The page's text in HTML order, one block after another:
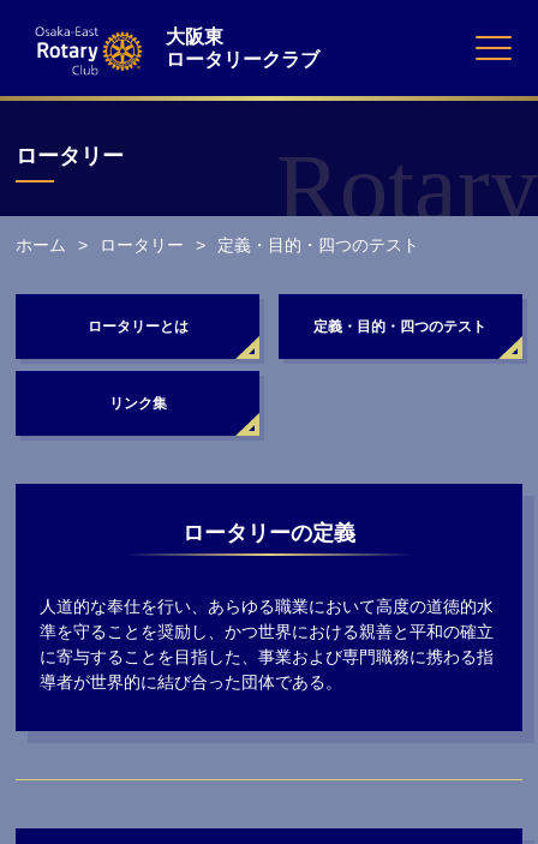
大阪東
ロータリークラブ
ロータリー Rotary
ホーム ロータリー 定義・目的・四つのテスト
ロータリーとは 定義・目的・四つのテスト
リンク集
ロータリーの定義
人道的な奉仕を行い、あらゆる職業において高度の道徳的水
準を守ることを奨励し、かつ世界における親善と平和の確立
に寄与することを目指した、事業および専門職務に携わる指
導者が世界的に結び合った団体である。